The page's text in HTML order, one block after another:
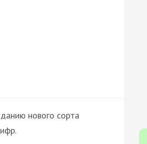
нового сорта